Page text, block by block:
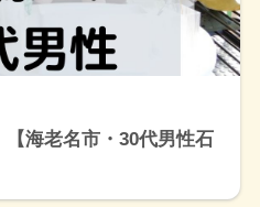
海老名市・30代男性石